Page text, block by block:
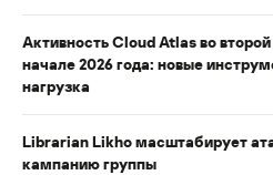
Активность Cloud Atlas во
начале 2026 года: новые
нагрузка
Librarian Likho масштабирует
кампанию группы